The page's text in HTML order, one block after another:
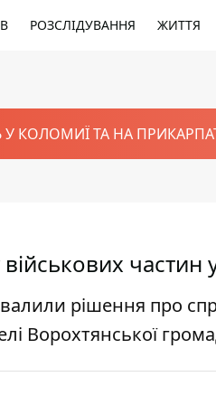
РОЗСЛІДУВАННЯ ЖИТТЯ
КОЛОМИЇ ТА НА
частин
рішення про
Ворохтянської